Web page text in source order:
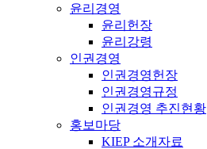
윤리경영
윤리헌장
윤리강령
인권경영
인권경영헌장
인권경영규정
인권경영 추진현황
홍보마당
KIEP 소개자료